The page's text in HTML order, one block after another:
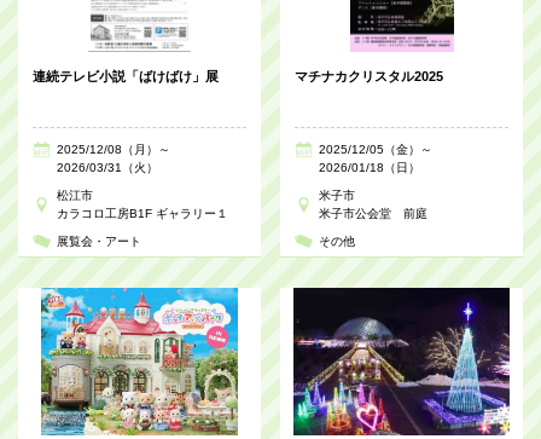
連続テレビ小説「ばけばけ」展
2025/12/08（月）～
2026/03/31（火）
松江市
カラコロ工房B1F ギャラリー１
展覧会・アート
マチナカクリスタル2025
2025/12/05（金）～
2026/01/18（日）
米子市
米子市公会堂 前庭
その他